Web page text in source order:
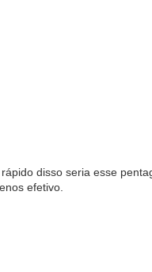
disso seria esse
efetivo.